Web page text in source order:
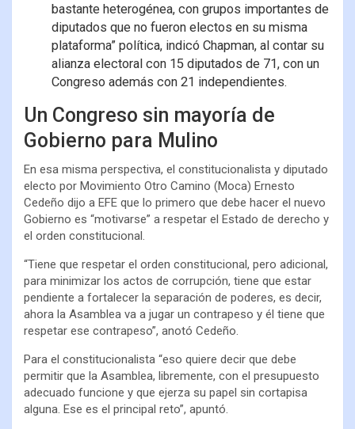
bastante heterogénea, con grupos importantes de
diputados que no fueron electos en su misma
plataforma” política, indicó Chapman, al contar su
alianza electoral con 15 diputados de 71, con un
Congreso además con 21 independientes.
Un Congreso sin mayoría de
Gobierno para Mulino
En esa misma perspectiva, el constitucionalista y diputado
electo por Movimiento Otro Camino (Moca) Ernesto
Cedeño dijo a EFE que lo primero que debe hacer el nuevo
Gobierno es “motivarse” a respetar el Estado de derecho y
el orden constitucional.
“Tiene que respetar el orden constitucional, pero adicional,
para minimizar los actos de corrupción, tiene que estar
pendiente a fortalecer la separación de poderes, es decir,
ahora la Asamblea va a jugar un contrapeso y él tiene que
respetar ese contrapeso”, anotó Cedeño.
Para el constitucionalista “eso quiere decir que debe
permitir que la Asamblea, libremente, con el presupuesto
adecuado funcione y que ejerza su papel sin cortapisa
alguna. Ese es el principal reto”, apuntó.